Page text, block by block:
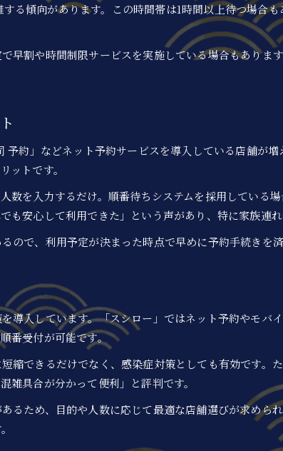
新システム導入で回転寿司の待ち時間短縮
愛知県岡崎市の回転寿司が行う混雑対策とは
用者の声から考える待ち時間短縮の工夫
る傾向があります。この時間帯は1時間以上待つ場合
早割や時間制限サービスを実施している場合もありま
約」などネット予約サービスを導入している店舗が
ットです。
数を入力するだけ。順番待ちシステムを採用している
安心して利用できた」という声があり、特に家族連れ
で、利用予定が決まった時点で早めに予約手続きを済
導入しています。「スシロー」ではネット予約やモバ
番受付が可能です。
縮できるだけでなく、感染症対策としても有効です。
雑具合が分かって便利」と評判です。
るため、目的や人数に応じて最適な店舗選びが求めら
お問い合わせはこちら
お問い合わせはこちら